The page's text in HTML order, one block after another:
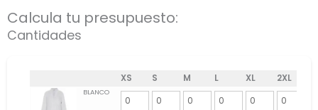
Calcula tu presupuesto:
Cantidades
XS S M L XL 2XL
BLANCO